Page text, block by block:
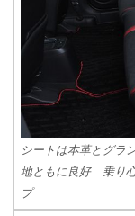
シートは本革とグラ
地ともに良好 乗り
プ